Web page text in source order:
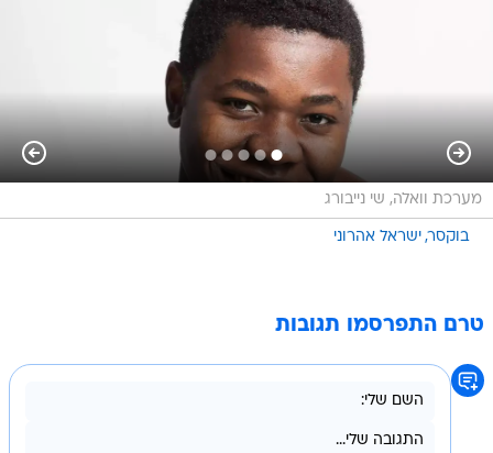
מערכת וואלה, שי נייבורג
בוקסר ישראל אהרוני
טרם התפרסמו תגובות